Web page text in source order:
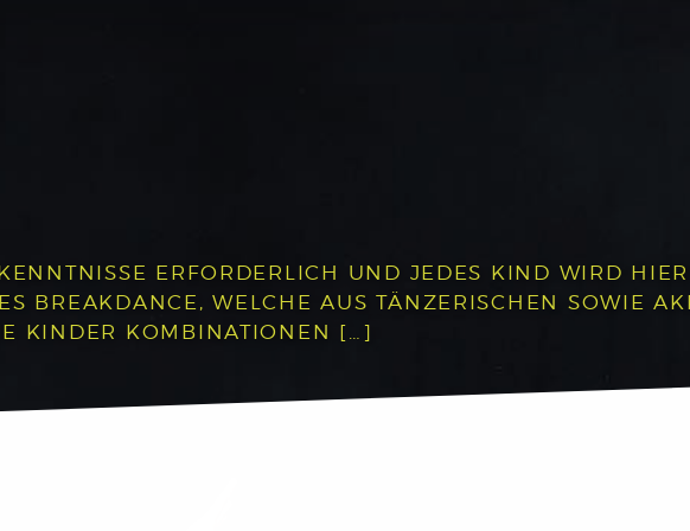
ERFORDERLICH UND JEDES KIND WIRD
BREAKDANCE, WELCHE AUS TÄNZERISCHEN SOWIE
KINDER KOMBINATIONEN […]